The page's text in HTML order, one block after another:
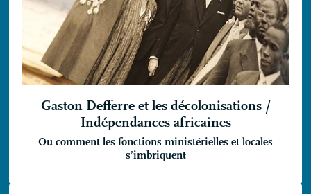
Gaston Defferre et les décolonisations /
Indépendances africaines
Ou comment les fonctions ministérielles et locales
s’imbriquent